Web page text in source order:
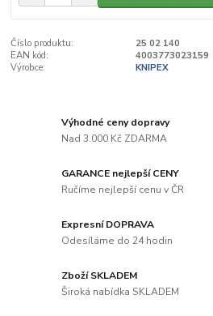
Číslo produktu:
25 02 140
EAN kód:
4003773023159
Výrobce:
KNIPEX
Výhodné ceny dopravy
Nad 3.000 Kč ZDARMA
GARANCE nejlepší CENY
Ručíme nejlepší cenu v ČR
Expresní DOPRAVA
Odesíláme do 24 hodin
Zboží SKLADEM
Široká nabídka SKLADEM